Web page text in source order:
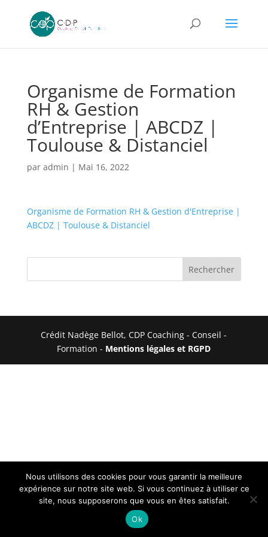
Organisme de Formation
RH & Gestion
d’Entreprise | ABCDZ |
Toulouse & Distanciel
par admin | Mai 16, 2022
Organisme de Formation RH & Gestion d'Entreprise |
ABCDZ | Toulouse & Distanciel
Crédit Nadège Bellot, CDP Coaching - Conseil -
Formation - Mentions légales et RGPD
Nous utilisons des cookies pour vous garantir la meilleure
expérience sur notre site web. Si vous continuez à utiliser ce
site, nous supposerons que vous en êtes satisfait.
Ok